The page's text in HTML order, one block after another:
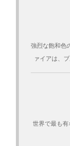
強烈な飽和色
ァイアは、
世界で最も有